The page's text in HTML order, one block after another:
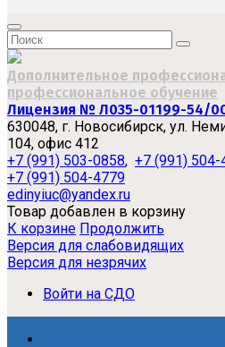
Дополнительное
профессиональное обучение
Лицензия № Л035-01199-54/
630048, г. Новосибирск, ул.
104, офис 412
+7 (991) 503-0858, +7 (991) 504-
+7 (991) 504-4779
edinyiuc@yandex.ru
Товар добавлен в корзину
К корзине Продолжить
Версия для слабовидящих
Версия для незрячих
Войти на СДО